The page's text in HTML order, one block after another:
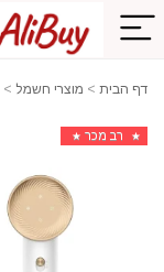
דף הבית > מוצרי חשמל >
רב מכר